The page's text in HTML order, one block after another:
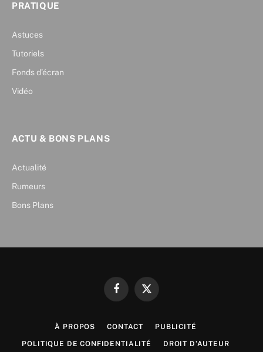
PRATIQUE
Astuces
Tutoriels
Fonds d’écran
Vidéo
ACTU & BONS PLANS
Actualité
Rumeurs
Bons Plans
FacebookX
À PROPOS CONTACT PUBLICITÉ
POLITIQUE DE CONFIDENTIALITÉ DROIT D’AUTEUR